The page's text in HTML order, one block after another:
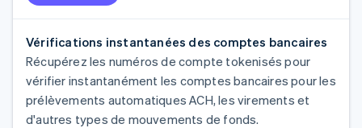
Vérifications instantanées des comptes bancaires
Récupérez les numéros de compte tokenisés pour
vérifier instantanément les comptes bancaires pour les
prélèvements automatiques ACH, les virements et
d'autres types de mouvements de fonds.